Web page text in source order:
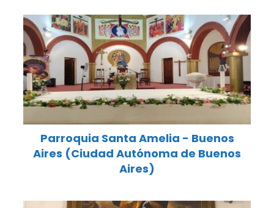
Parroquia Santa Amelia - Buenos
Aires (Ciudad Autónoma de Buenos
Aires)